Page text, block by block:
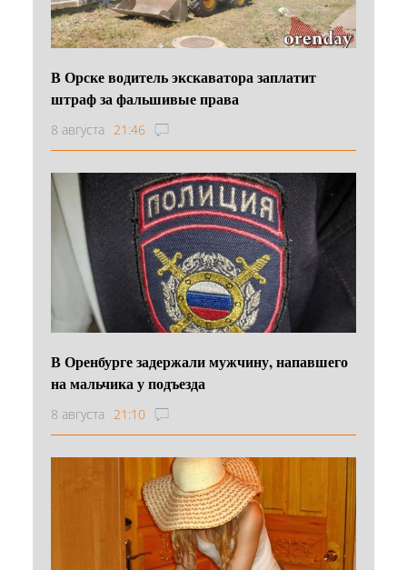
В Орске водитель экскаватора заплатит
штраф за фальшивые права
8 августа 21:46
В Оренбурге задержали мужчину, напавшего
на мальчика у подъезда
8 августа 21:10